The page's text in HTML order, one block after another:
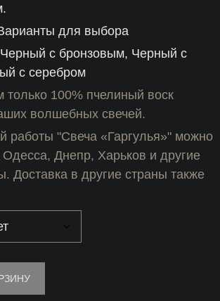
для выбора
с бронзовым, Черный с
с серебром
100% пчелиный воск
волшебных свечей.
работы "Свеча «Гаргулья»" можно
Одесса, Днепр, Харьков и другие
Доставка в другие страны также